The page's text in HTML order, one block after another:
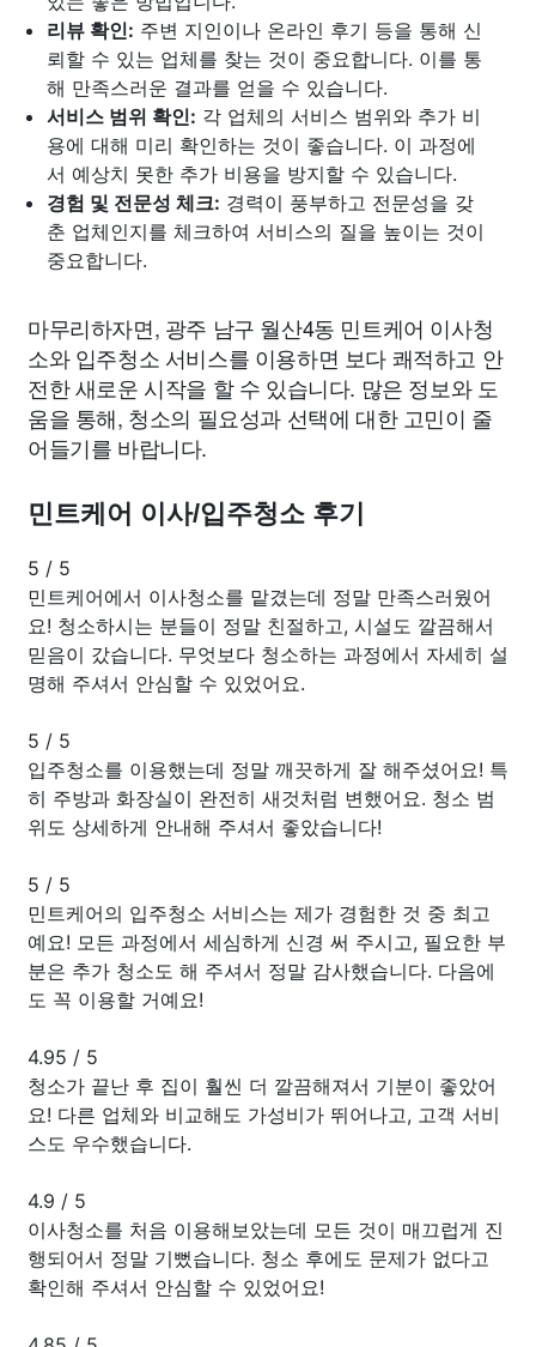
리뷰 확인: 주변 지인이나 온라인 후기 등을 통해 신
뢰할 수 있는 업체를 찾는 것이 중요합니다. 이를 통
해 만족스러운 결과를 얻을 수 있습니다.
서비스 범위 확인: 각 업체의 서비스 범위와 추가 비
용에 대해 미리 확인하는 것이 좋습니다. 이 과정에
서 예상치 못한 추가 비용을 방지할 수 있습니다.
경험 및 전문성 체크: 경력이 풍부하고 전문성을 갖
춘 업체인지를 체크하여 서비스의 질을 높이는 것이
중요합니다.
마무리하자면, 광주 남구 월산4동 민트케어 이사청
소와 입주청소 서비스를 이용하면 보다 쾌적하고 안
전한 새로운 시작을 할 수 있습니다. 많은 정보와 도
움을 통해, 청소의 필요성과 선택에 대한 고민이 줄
어들기를 바랍니다.
민트케어 이사/입주청소 후기
5 / 5
민트케어에서 이사청소를 맡겼는데 정말 만족스러웠어
요! 청소하시는 분들이 정말 친절하고, 시설도 깔끔해서
믿음이 갔습니다. 무엇보다 청소하는 과정에서 자세히 설
명해 주셔서 안심할 수 있었어요.
5 / 5
입주청소를 이용했는데 정말 깨끗하게 잘 해주셨어요! 특
히 주방과 화장실이 완전히 새것처럼 변했어요. 청소 범
위도 상세하게 안내해 주셔서 좋았습니다!
5 / 5
민트케어의 입주청소 서비스는 제가 경험한 것 중 최고
예요! 모든 과정에서 세심하게 신경 써 주시고, 필요한 부
분은 추가 청소도 해 주셔서 정말 감사했습니다. 다음에
도 꼭 이용할 거예요!
4.95 / 5
청소가 끝난 후 집이 훨씬 더 깔끔해져서 기분이 좋았어
요! 다른 업체와 비교해도 가성비가 뛰어나고, 고객 서비
스도 우수했습니다.
4.9 / 5
이사청소를 처음 이용해보았는데 모든 것이 매끄럽게 진
행되어서 정말 기뻤습니다. 청소 후에도 문제가 없다고
확인해 주셔서 안심할 수 있었어요!